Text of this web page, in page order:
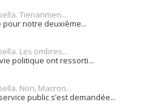
Tienanmen...
pour notre deuxième...
Les ombres...
politique ont ressorti...
Non, Macron...
public s’est demandée...